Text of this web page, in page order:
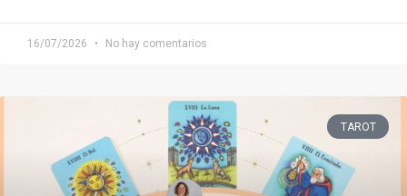
16/07/2026 No hay comentarios
TAROT